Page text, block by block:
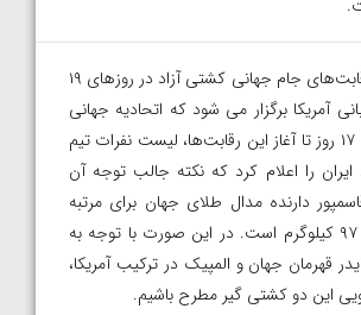
– رقابت‌های جام جهانی کشتی آزاد در روزهای ۱۹
آمریکا برگزار می شود که اتحادیه جهانی
کشتی در فاصله ۱۷ روز تا آغاز این رقابت‌ها، لیست نفرات تیم
را اعلام کرد که نکته جالب توجه آن
دارنده مدال طلای جهان برای مرتبه
نخست در وزن ۹۷ کیلوگرم است. در این صورت با توجه به
قهرمان جهان و المپیک در ترکیب آمریکا،
این دو کشتی گیر مطرح باشیم.